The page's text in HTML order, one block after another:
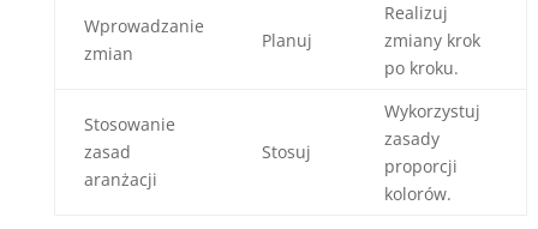
Wprowadzanie
zmian
Planuj
Realizuj
zmiany krok
po kroku.
Stosowanie
zasad
aranżacji
Stosuj
Wykorzystuj
zasady
proporcji
kolorów.